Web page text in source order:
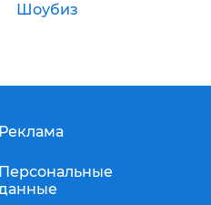
Шоубиз
Реклама
Персональные